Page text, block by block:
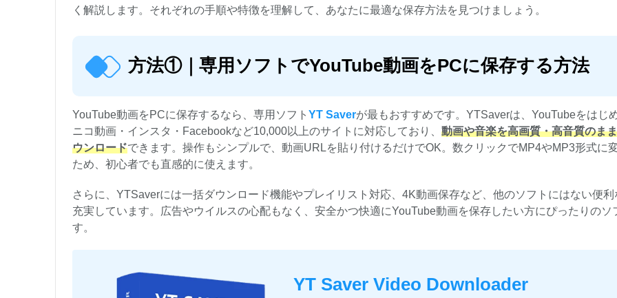
く解説します。それぞれの手順や特徴を理解して、あなたに最適な保存方法を見つけましょう。
方法①｜専用ソフトでYouTube動画をPCに保存する方法
YouTube動画をPCに保存するなら、専用ソフト YT Saverが最もおすすめです。YTSaverは、YouTubeをはじ
ニコ動画・インスタ・Facebookなど10,000以上のサイトに対応しており、 動画や音楽を高画質・高音質のま
ウンロードできます。操作もシンプルで、動画URLを貼り付けるだけでOK。数クリックでMP4やMP3形式に
ため、初心者でも直感的に使えます。
さらに、YTSaverには一括ダウンロード機能やプレイリスト対応、4K動画保存など、他のソフトにはない便
充実しています。広告やウイルスの心配もなく、安全かつ快適にYouTube動画を保存したい方にぴったりのソ
す。
YT Saver Video Downloader